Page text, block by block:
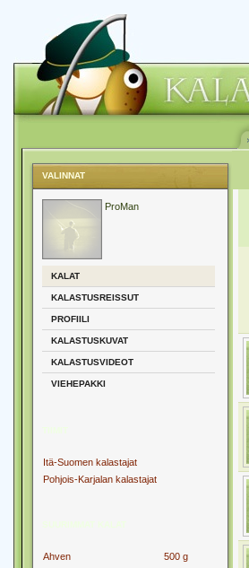
VALINNAT
ProMan
KALAT
KALASTUSREISSUT
PROFIILI
KALASTUSKUVAT
KALASTUSVIDEOT
VIEHEPAKKI
Itä-Suomen kalastajat
Pohjois-Karjalan kalastajat
Ahven
500 g